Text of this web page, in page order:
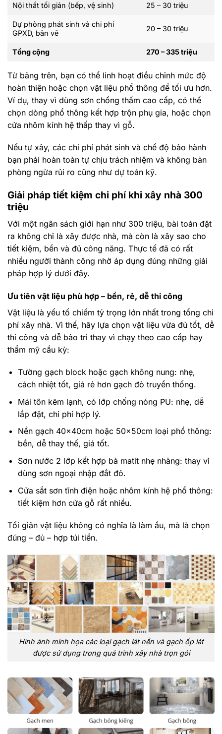
Nội thất tối giản (bếp, vệ sinh) 25 – 30 triệu
Dự phòng phát sinh và chi phí
GPXD, bản vẽ
20 – 30 triệu
Tổng cộng 270 – 335 triệu
Từ bảng trên, bạn có thể linh hoạt điều chỉnh mức độ
hoàn thiện hoặc chọn vật liệu phổ thông để tối ưu hơn.
Ví dụ, thay vì dùng sơn chống thấm cao cấp, có thể
chọn dòng phổ thông kết hợp trộn phụ gia, hoặc chọn
cửa nhôm kính hệ thấp thay vì gỗ.
Nếu tự xây, các chi phí phát sinh và chế độ bảo hành
bạn phải hoàn toàn tự chịu trách nhiệm và không bản
phòng ngừa rủi ro cũng như dự toán kỹ.
Giải pháp tiết kiệm chi phí khi xây nhà 300
triệu
Với một ngân sách giới hạn như 300 triệu, bài toán đặt
ra không chỉ là xây được nhà, mà còn là xây sao cho
tiết kiệm, bền và đủ công năng. Thực tế đã có rất
nhiều người thành công nhờ áp dụng đúng những giải
pháp hợp lý dưới đây.
Ưu tiên vật liệu phù hợp – bền, rẻ, dễ thi công
Vật liệu là yếu tố chiếm tỷ trọng lớn nhất trong tổng chi
phí xây nhà. Vì thế, hãy lựa chọn vật liệu vừa đủ tốt, dễ
thi công và dễ bảo trì thay vì chạy theo cao cấp hay
thẩm mỹ cầu kỳ:
Tường gạch block hoặc gạch không nung: nhẹ,
cách nhiệt tốt, giá rẻ hơn gạch đỏ truyền thống.
Mái tôn kẽm lạnh, có lớp chống nóng PU: nhẹ, dễ
lắp đặt, chi phí hợp lý.
Nền gạch 40x40cm hoặc 50x50cm loại phổ thông:
bền, dễ thay thế, giá tốt.
Sơn nước 2 lớp kết hợp bả matit nhẹ nhàng: thay vì
dùng sơn ngoại nhập đắt đỏ.
Cửa sắt sơn tĩnh điện hoặc nhôm kính hệ phổ thông:
tiết kiệm hơn cửa gỗ rất nhiều.
Tối giản vật liệu không có nghĩa là làm ẩu, mà là chọn
đúng – đủ – hợp túi tiền.
Hình ảnh minh họa các loại gạch lát nền và gạch ốp lát
được sử dụng trong quá trình xây nhà trọn gói